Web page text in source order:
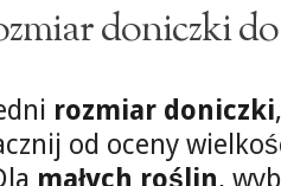
doniczki
rozmiar doniczki
od oceny
małych roślin,